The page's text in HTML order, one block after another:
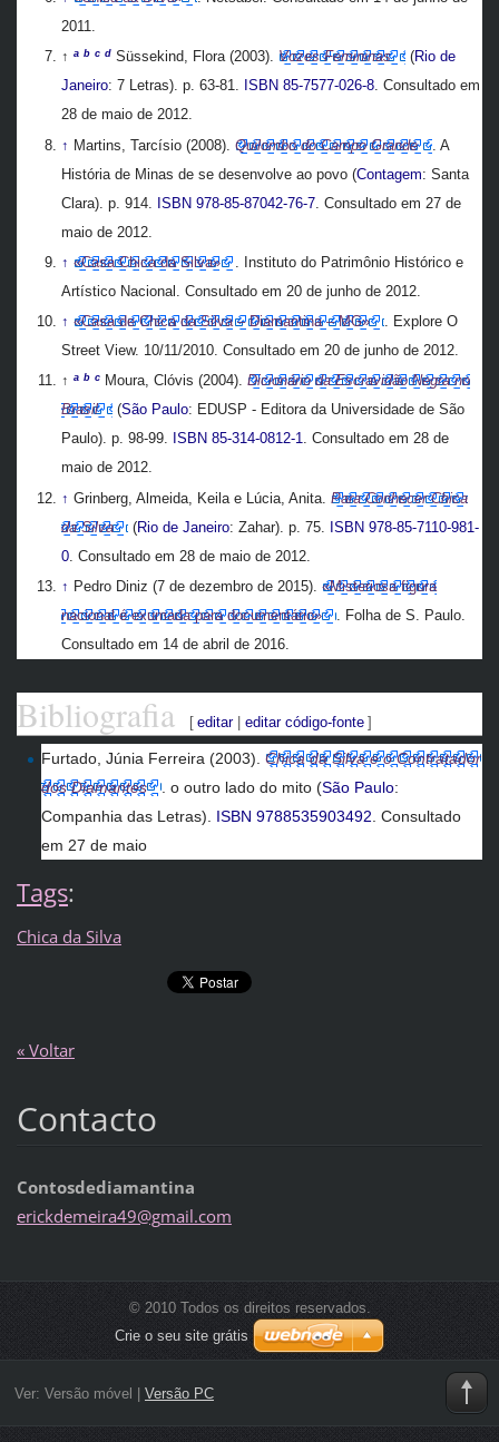
2011.
↑a b c d Süssekind, Flora (2003). Vozes Femininas (Rio de
Janeiro: 7 Letras). p. 63-81. ISBN 85-7577-026-8. Consultado em
28 de maio de 2012.
↑ Martins, Tarcísio (2008).Quilombo do Campo Grande
. A
História de Minas de se desenvolve ao povo (Contagem: Santa
Clara). p. 914.
ISBN 978-85-87042-76-7 . Consultado em 27 de
maio de 2012
↑ «Casa Chica da Silva»
. Instituto do Patrimônio Histórico e
Artístico Nacional . Consultado em 20 de junho de 2012.
↑ «Casa de Chica da Silva – Diamantina – MG»
. Explore O
Street View. 10/11/2010. Consultado em 20 de junho de 2012.
↑a b c Moura, Clóvis (2004).Dicionário da Escravidão Negra no
Brasil
(São Paulo: EDUSP - Editora da Universidade de São
Paulo). p. 98-99.
ISBN 85-314-0812-1. Consultado em 28 de
maio de 2012.
↑ Grinberg, Almeida, Keila e Lúcia, Anita.Para Conhecer Chica
da Silva
(Rio de Janeiro: Zahar). p. 75. ISBN 978-85-7110-981-
0 . Consultado em 28 de maio de 2012
↑ Pedro Diniz (7 de dezembro de 2015).«Misteriosa figura
nacional é exumada para documentário»
. Folha de S. Paulo.
Consultado em 14 de abril de 2016.
Bibliografia [ editar|editar código-fonte ]
Furtado, Júnia Ferreira (2003).Chica da Silva e o Contratador
dos Diamantes
. o outro lado do mito (São Paulo:
Companhia das Letras). ISBN 9788535903492. Consultado
em 27 de maio
Tags:
Chica da Silva
« Voltar
Contacto
Contosdediamantina
erickdemeira49@gmail.com
© 2010 Todos os direitos reservados.
Crie o seu site grátis
Ver: Versão móvel Versão PC